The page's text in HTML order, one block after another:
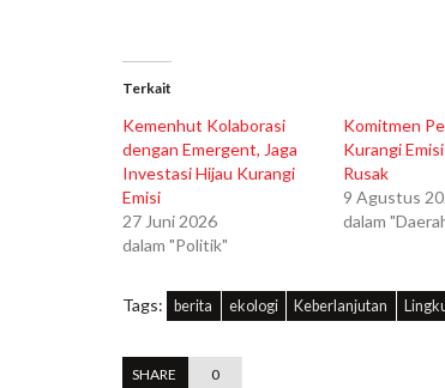
Terkait
Kemenhut Kolaborasi
dengan Emergent, Jaga
Investasi Hijau Kurangi
Emisi
27 Juni 2026
dalam "Politik"
Komitmen
Kurangi
Rusak
9 Agustus
dalam
Tags: berita ekologi Keberlanjutan
SHARE 0